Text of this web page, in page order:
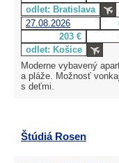
odlet: Bratislava
27.08.2026
203 €
odlet: Košice
Moderne vybavený
a pláže. Možnosť
s deťmi.
Štúdiá Rosen